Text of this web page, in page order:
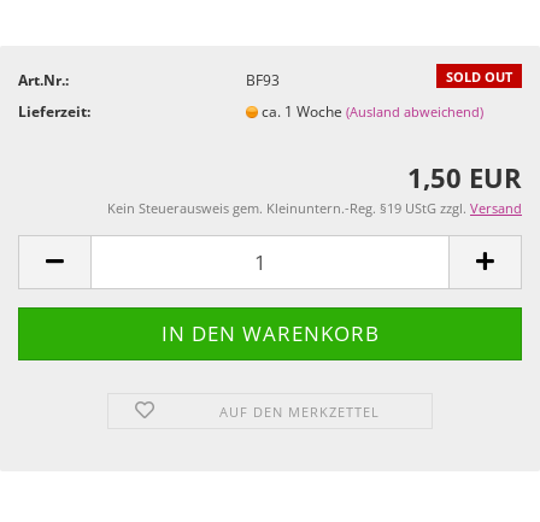
SOLD OUT
Art.Nr.:
BF93
Lieferzeit:
ca. 1 Woche(Ausland abweichend)
1,50 EUR
Kein Steuerausweis gem. Kleinuntern.-Reg. §19 UStG zzgl. Versand
AUF DEN MERKZETTEL